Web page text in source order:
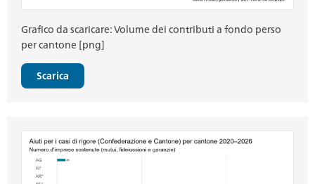
Grafico da scaricare: Volume dei contributi a fondo perso
per cantone [png]
Scarica